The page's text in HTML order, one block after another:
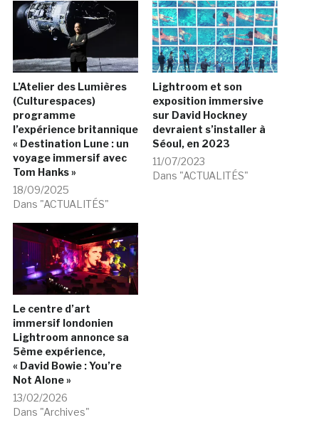
L’Atelier des Lumières
(Culturespaces)
programme
l’expérience britannique
« Destination Lune : un
voyage immersif avec
Tom Hanks »
18/09/2025
Dans "ACTUALITÉS"
Lightroom et son
exposition immersive
sur David Hockney
devraient s’installer à
Séoul, en 2023
11/07/2023
Dans "ACTUALITÉS"
Le centre d’art
immersif londonien
Lightroom annonce sa
5ème expérience,
« David Bowie : You’re
Not Alone »
13/02/2026
Dans "Archives"